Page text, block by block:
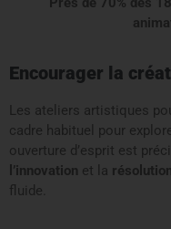
Encourager la
Les ateliers artistiques
cadre habituel pour
ouverture d’esprit est
l’innovation et la
fluide.